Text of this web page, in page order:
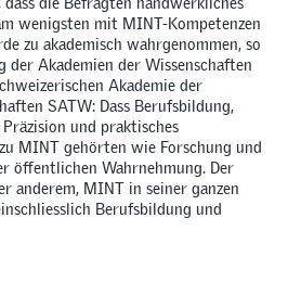
wenigsten mit MINT-Kompetenzen
zu akademisch wahrgenommen, so
Akademien der Wissenschaften
Akademie der
SATW: Dass Berufsbildung,
und praktisches
MINT gehörten wie Forschung und
öffentlichen Wahrnehmung. Der
anderem, MINT in seiner ganzen
Berufsbildung und